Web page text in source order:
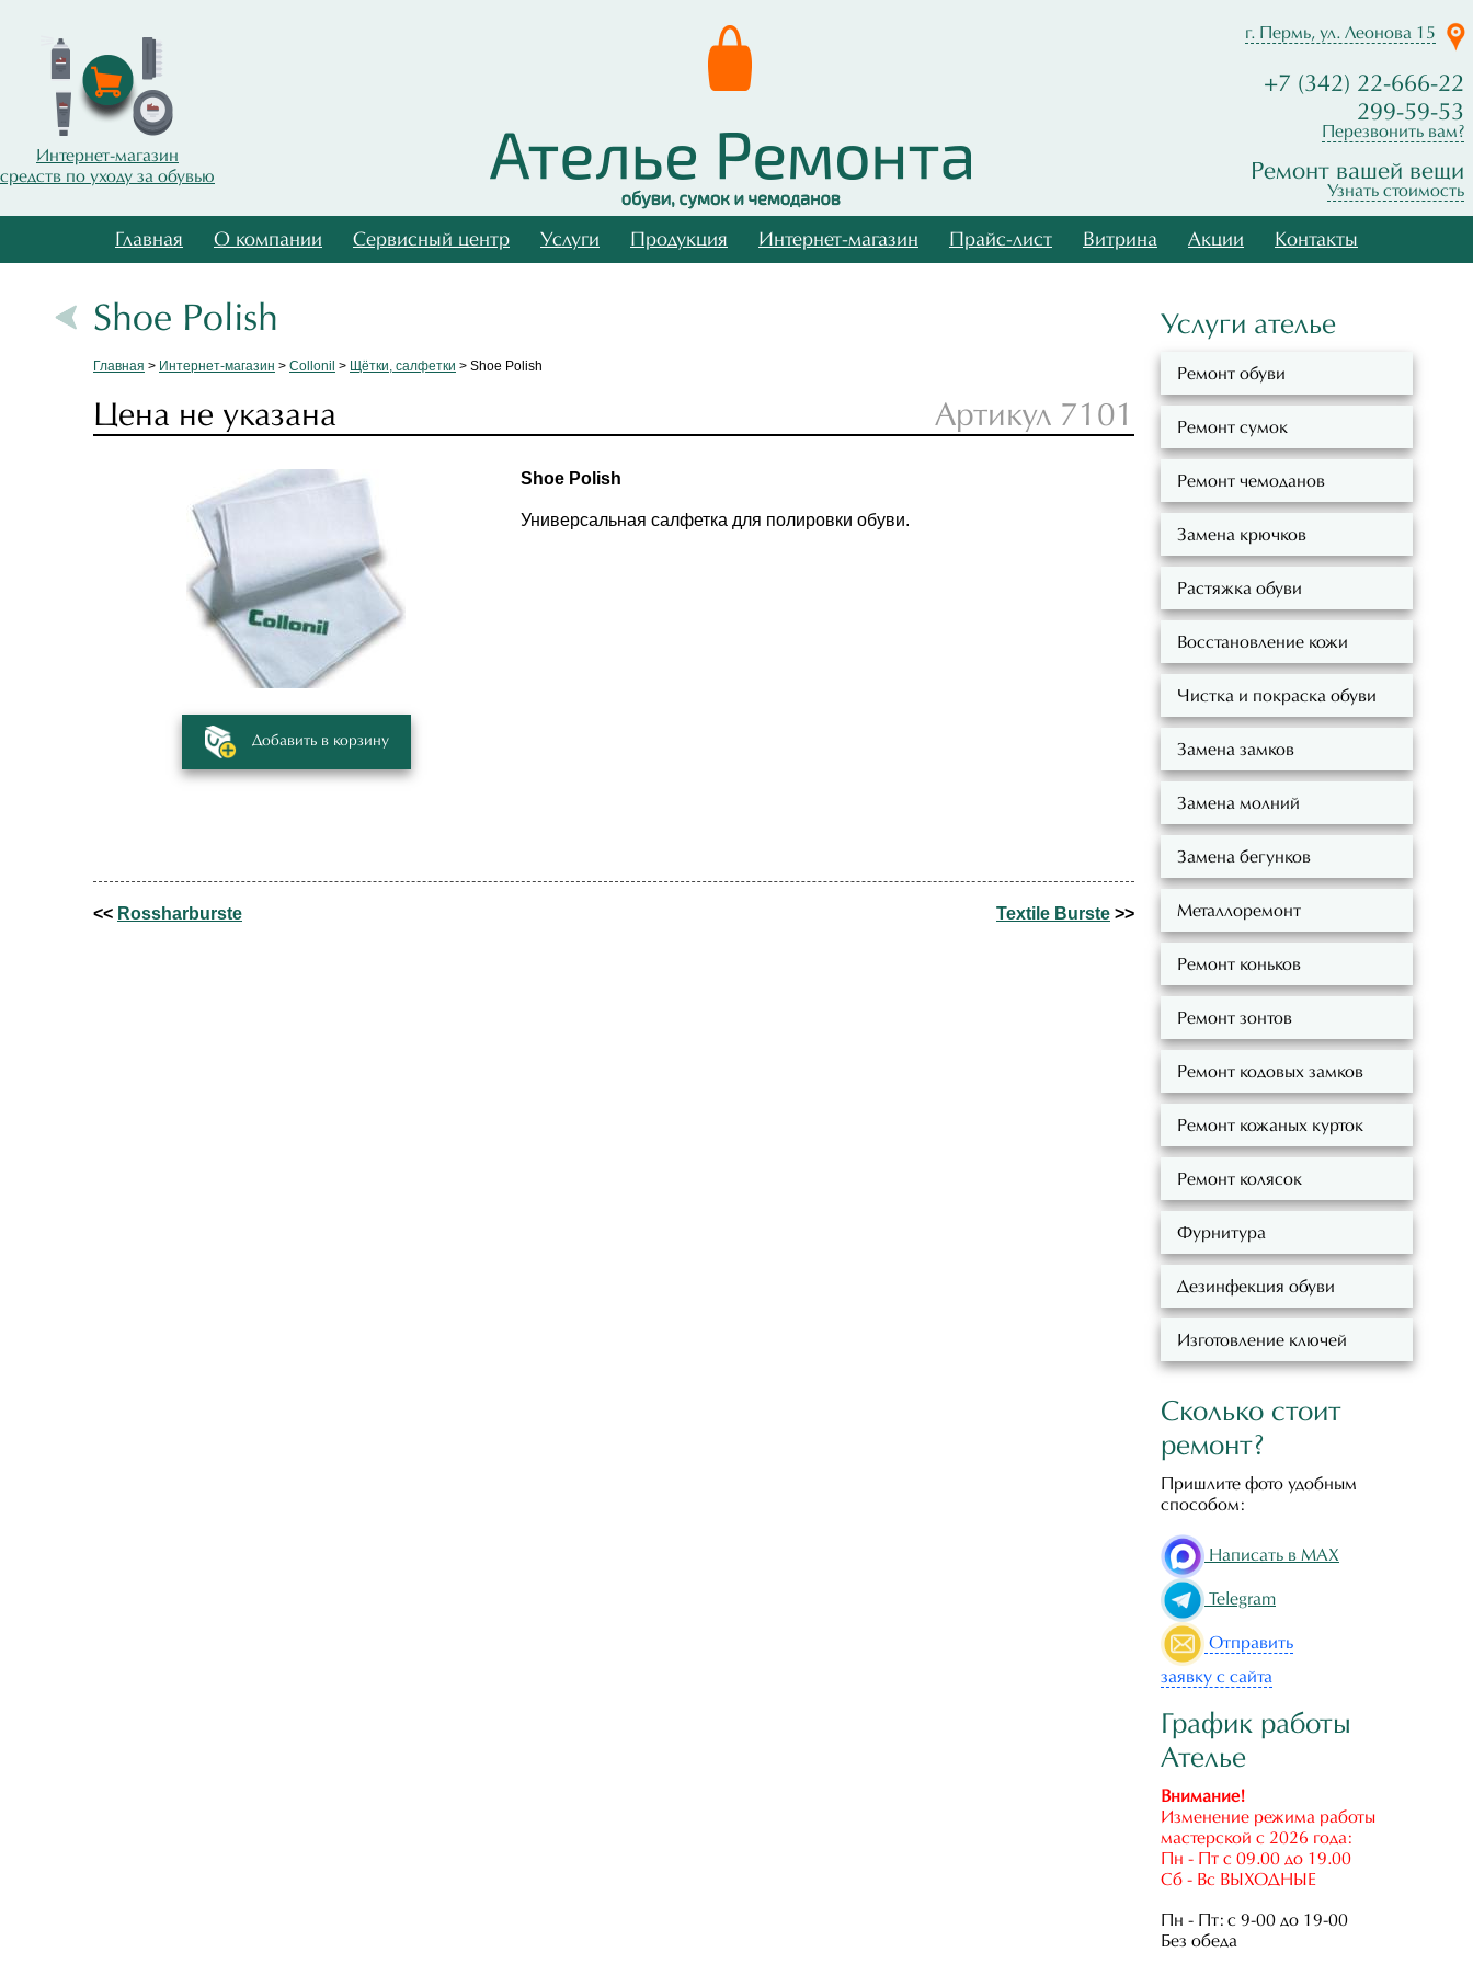
Интернет-магазин
средств по уходу за обувью
г. Пермь, ул. Леонова 15
+7 (342) 22-666-22
299-59-53
Перезвонить вам?
Ремонт вашей вещи
Узнать стоимость
Главная О компании Сервисный центр Услуги Продукция Интернет-магазин Прайс-лист Витрина Акции Контакты
Shoe Polish
Главная > Интернет-магазин > Collonil > Щётки, салфетки > Shoe Polish
Цена не указана Артикул 7101
Добавить в корзину
Shoe Polish
Универсальная салфетка для полировки обуви.
<< Rossharburste Textile Burste >>
Услуги ателье
Ремонт обуви
Ремонт сумок
Ремонт чемоданов
Замена крючков
Растяжка обуви
Восстановление кожи
Чистка и покраска обуви
Замена замков
Замена молний
Замена бегунков
Металлоремонт
Ремонт коньков
Ремонт зонтов
Ремонт кодовых замков
Ремонт кожаных курток
Ремонт колясок
Фурнитура
Дезинфекция обуви
Изготовление ключей
Сколько стоит
ремонт?
Пришлите фото удобным
способом:
Написать в MAX
Telegram
Отправить
заявку с сайта
График работы
Ателье
Внимание!
Изменение режима работы
мастерской с 2026 года:
Пн - Пт с 09.00 до 19.00
Сб - Вс ВЫХОДНЫЕ
Пн - Пт: с 9-00 до 19-00
Без обеда